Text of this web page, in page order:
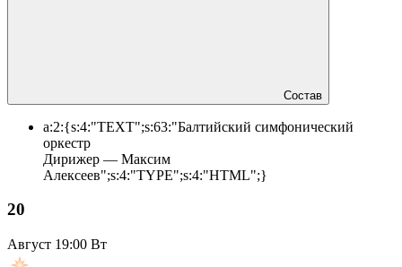
Состав
a:2:{s:4:"TEXT";s:63:"Балтийский симфонический
оркестр
Дирижер — Максим
Алексеев";s:4:"TYPE";s:4:"HTML";}
20
Август 19:00 Вт